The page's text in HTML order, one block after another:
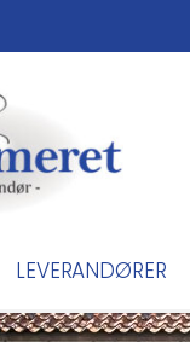
LEVERANDØRER